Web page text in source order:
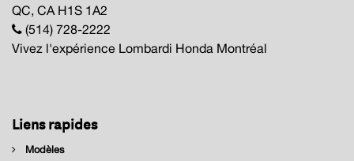
QC, CA H1S 1A2
(514) 728-2222
Vivez l'expérience Lombardi Honda Montréal
Liens rapides
Modèles